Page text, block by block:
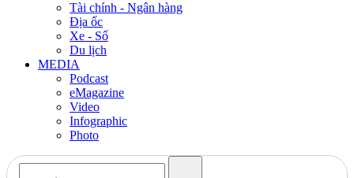
Tài chính - Ngân hàng
Địa ốc
Xe - Số
Du lịch
MEDIA
Podcast
eMagazine
Video
Infographic
Photo